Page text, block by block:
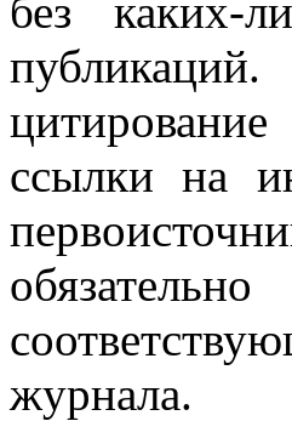
без каких-
ссылки на
журнала.